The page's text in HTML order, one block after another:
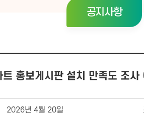
공지사항
트 홍보게시판 설치 만족도 조사
2026년 4월 20일